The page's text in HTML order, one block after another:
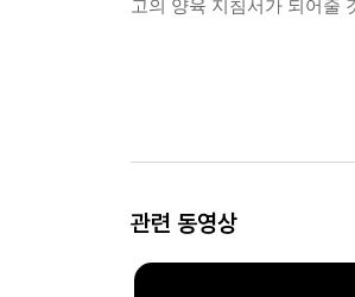
고의 양육 지침서가 되어줄
관련 동영상